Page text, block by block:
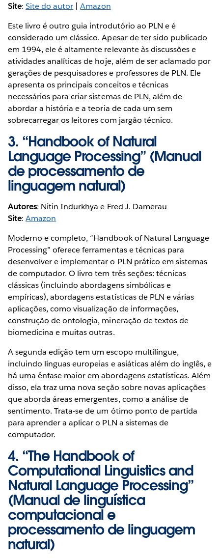
Site:Site do autor |Amazon
Este livro é outro guia introdutório ao PLN e é
considerado um clássico. Apesar de ter sido publicado
em 1994, ele é altamente relevante às discussões e
atividades analíticas de hoje, além de ser aclamado por
gerações de pesquisadores e professores de PLN. Ele
apresenta os principais conceitos e técnicas
necessários para criar sistemas de PLN, além de
abordar a história e a teoria de cada um sem
sobrecarregar os leitores com jargão técnico.
3. “Handbook of Natural
Language Processing” (Manual
de processamento de
linguagem natural)
Autores: Nitin Indurkhya e Fred J. Damerau
Site:Amazon
Moderno e completo, “Handbook of Natural Language
Processing” oferece ferramentas e técnicas para
desenvolver e implementar o PLN prático em sistemas
de computador. O livro tem três seções: técnicas
clássicas (incluindo abordagens simbólicas e
empíricas), abordagens estatísticas de PLN e várias
aplicações, como visualização de informações,
construção de ontologia, mineração de textos de
biomedicina e muitas outras.
A segunda edição tem um escopo multilíngue,
incluindo línguas europeias e asiáticas além do inglês, e
há uma ênfase maior em abordagens estatísticas. Além
disso, ela traz uma nova seção sobre novas aplicações
que aborda áreas emergentes, como a análise de
sentimento. Trata-se de um ótimo ponto de partida
para aprender a aplicar o PLN a sistemas de
computador.
4. “The Handbook of
Computational Linguistics and
Natural Language Processing”
(Manual de linguística
computacional e
processamento de linguagem
natural)